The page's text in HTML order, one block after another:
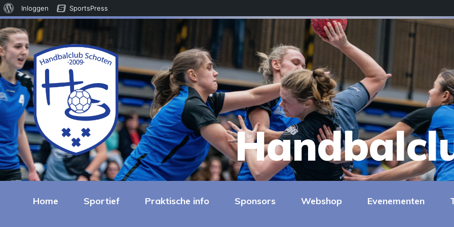
Home Sportief Praktische info Sponsors Webshop Evenementen
Over
WordPress
Inloggen
SportsPress